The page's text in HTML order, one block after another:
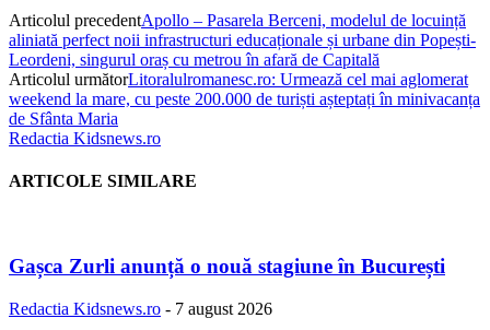
Articolul precedentApollo – Pasarela Berceni, modelul de locuință
aliniată perfect noii infrastructuri educaționale și urbane din Popești-
Leordeni, singurul oraș cu metrou în afară de Capitală
Articolul următorLitoralulromanesc.ro: Urmează cel mai aglomerat
weekend la mare, cu peste 200.000 de turiști așteptați în minivacanța
de Sfânta Maria
Redactia Kidsnews.ro
ARTICOLE SIMILARE
Gașca Zurli anunță o nouă stagiune în București
Redactia Kidsnews.ro - 7 august 2026